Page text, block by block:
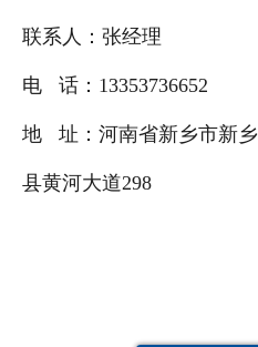
联系人：张经理
电 话：13353736652
地 址：河南省新乡市新乡
县黄河大道298